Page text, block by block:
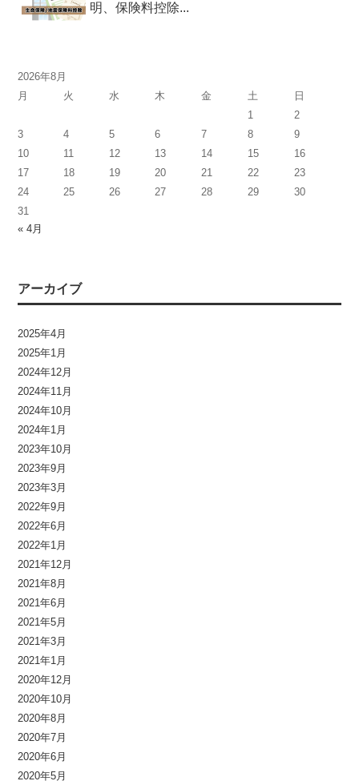
明、保険料控除...
2026年8月
月
火 水 木 金 土
日
1
2
3
4 5 6 7 8
9
10
11 12 13 14 15
16
17
18 19 20 21 22
23
24
25 26 27 28 29
30
31
« 4月
アーカイブ
2025年4月
2025年1月
2024年12月
2024年11月
2024年10月
2024年1月
2023年10月
2023年9月
2023年3月
2022年9月
2022年6月
2022年1月
2021年12月
2021年8月
2021年6月
2021年5月
2021年3月
2021年1月
2020年12月
2020年10月
2020年8月
2020年7月
2020年6月
2020年5月